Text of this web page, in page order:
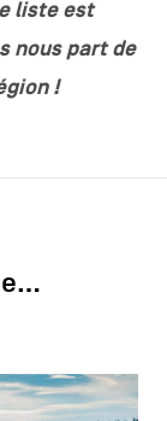
liste est
nous part de
!